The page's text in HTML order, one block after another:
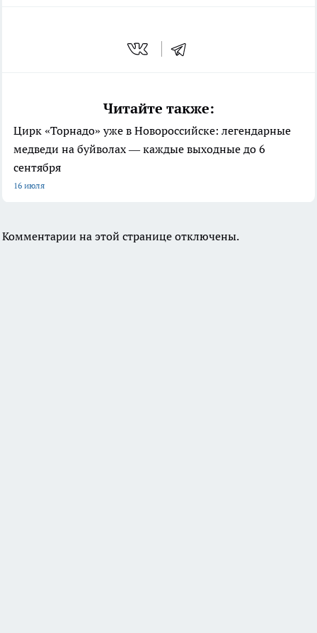
Читайте также:
Цирк «Торнадо» уже в Новороссийске: легендарные
медведи на буйволах — каждые выходные до 6
сентября
16 июля
Комментарии на этой странице отключены.